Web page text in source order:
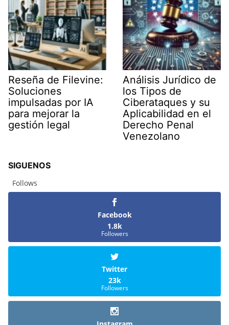
Reseña de Filevine:
Soluciones
impulsadas por IA
para mejorar la
gestión legal
Análisis Jurídico de
los Tipos de
Ciberataques y su
Aplicabilidad en el
Derecho Penal
Venezolano
SIGUENOS
Follows
Facebook
1.8k
Followers
Twitter
23k
Followers